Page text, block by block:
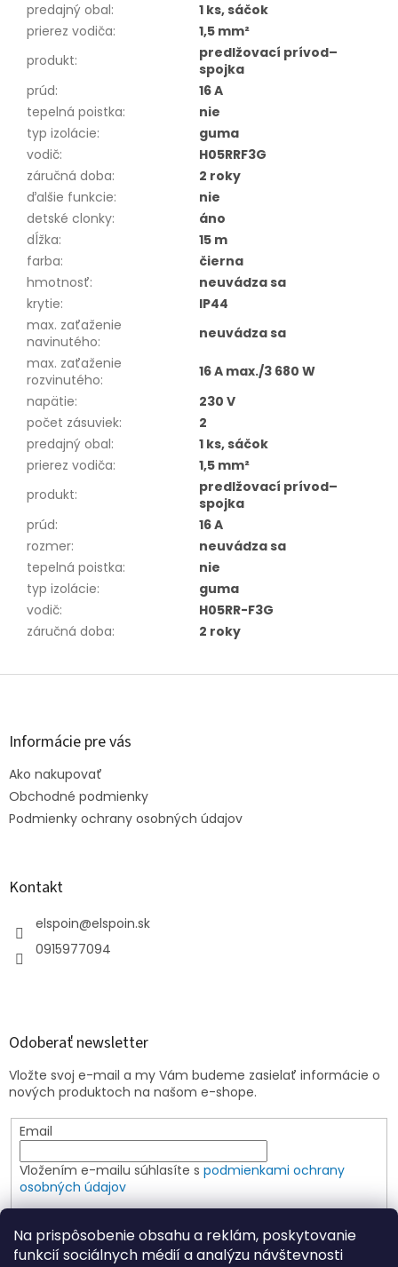
Na prispôsobenie obsahu a reklám, poskytovanie
funkcií sociálnych médií a analýzu návštevnosti
predajný obal:
1 ks, sáčok
prierez vodiča:
1,5 mm²
produkt:
predlžovací prívod–
spojka
prúd:
16 A
tepelná poistka:
nie
typ izolácie:
guma
vodič:
H05RRF3G
záručná doba:
2 roky
ďalšie funkcie:
nie
detské clonky:
áno
dĺžka:
15 m
farba:
čierna
hmotnosť:
neuvádza sa
krytie:
IP44
max. zaťaženie
navinutého:
neuvádza sa
max. zaťaženie
rozvinutého:
16 A max./3 680 W
napätie:
230 V
počet zásuviek:
2
predajný obal:
1 ks, sáčok
prierez vodiča:
1,5 mm²
produkt:
predlžovací prívod–
spojka
prúd:
16 A
rozmer:
neuvádza sa
tepelná poistka:
nie
typ izolácie:
guma
vodič:
H05RR-F3G
záručná doba: 2 roky
Z
Informácie pre vás
Ako nakupovať
Obchodné podmienky
Podmienky ochrany osobných údajov
Kontakt
elspoin@elspoin.sk
0915977094
Odoberať newsletter
Vložte svoj e-mail a my Vám budeme zasielať informácie o
nových produktoch na našom e-shope.
Email
Vložením e-mailu súhlasíte s podmienkami ochrany
osobných údajov
PRIHLÁSIŤ SA